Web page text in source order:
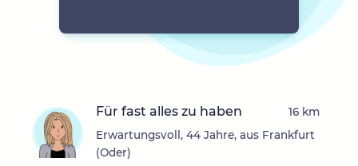
Für fast alles zu haben
Erwartungsvoll, 44 Jahre, aus Frankfurt
(Oder)
16 km